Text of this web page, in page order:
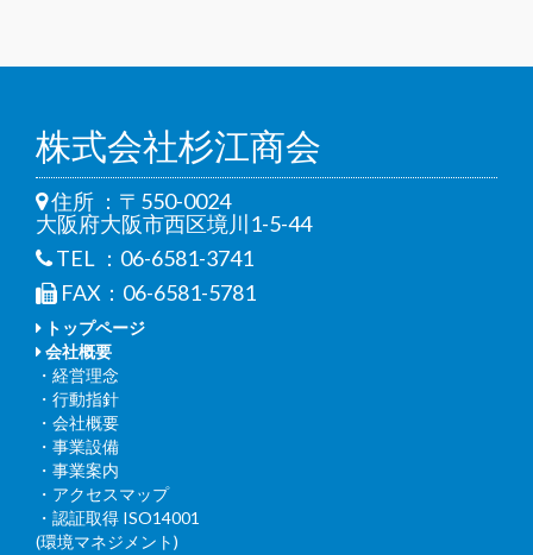
株式会社杉江商会
住所 ：〒550-0024
大阪府大阪市西区境川1-5-44
TEL ：06-6581-3741
FAX：06-6581-5781
トップページ
会社概要
・経営理念
・行動指針
・会社概要
・事業設備
・事業案内
・アクセスマップ
・認証取得 ISO14001
(環境マネジメント)